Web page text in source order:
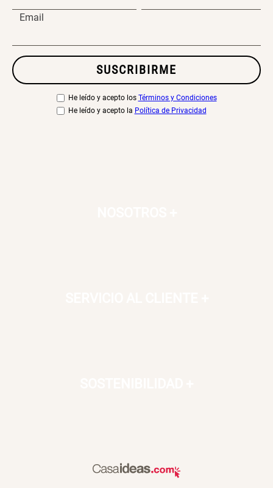
Email
SUSCRIBIRME
He leído y acepto los Términos y Condiciones
He leído y acepto la Política de Privacidad